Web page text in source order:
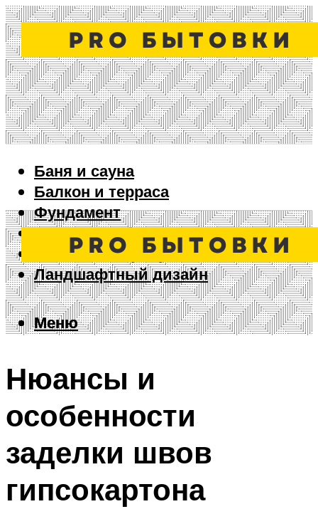
Баня и сауна
Балкон и терраса
Фундамент
Ворота и забор
Дизайн интерьера
Ландшафтный дизайн
Меню
Меню
Нюансы и
особенности
заделки швов
гипсокартона